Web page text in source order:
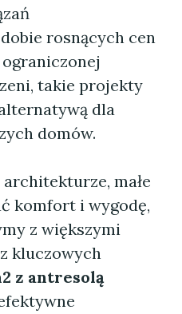
rosnących cen
takie projekty
dla
domów.
małe
komfort i wygodę,
z większymi
kluczowych
z antresolą